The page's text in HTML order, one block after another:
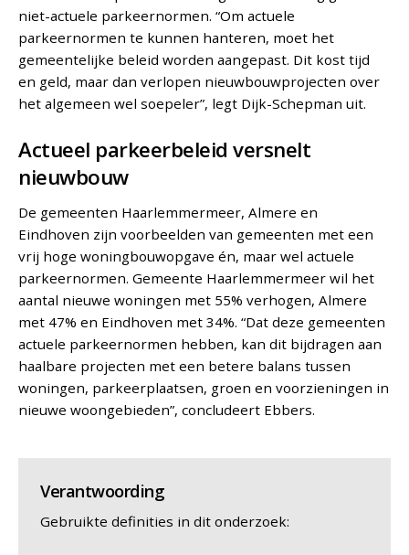
niet-actuele parkeernormen. “Om actuele
parkeernormen te kunnen hanteren, moet het
gemeentelijke beleid worden aangepast. Dit kost tijd
en geld, maar dan verlopen nieuwbouwprojecten over
het algemeen wel soepeler”, legt Dijk-Schepman uit.
Actueel parkeerbeleid versnelt
nieuwbouw
De gemeenten Haarlemmermeer, Almere en
Eindhoven zijn voorbeelden van gemeenten met een
vrij hoge woningbouwopgave én, maar wel actuele
parkeernormen. Gemeente Haarlemmermeer wil het
aantal nieuwe woningen met 55% verhogen, Almere
met 47% en Eindhoven met 34%. “Dat deze gemeenten
actuele parkeernormen hebben, kan dit bijdragen aan
haalbare projecten met een betere balans tussen
woningen, parkeerplaatsen, groen en voorzieningen in
nieuwe woongebieden”, concludeert Ebbers.
Verantwoording
Gebruikte definities in dit onderzoek: